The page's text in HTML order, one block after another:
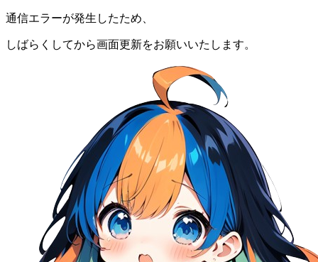
通信エラーが発生したため、
しばらくしてから画面更新をお願いいたします。